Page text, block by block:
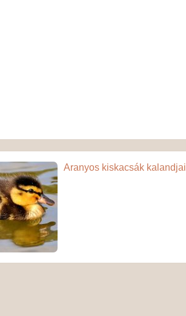
Aranyos kiskacsák kalandjai